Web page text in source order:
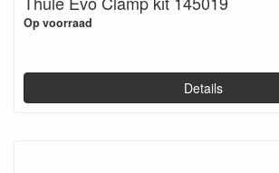
Op voorraad
Details